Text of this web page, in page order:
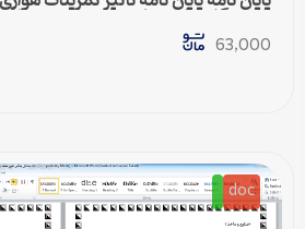
ایمونوگلوبولین های متخب سرم
63,000
doc